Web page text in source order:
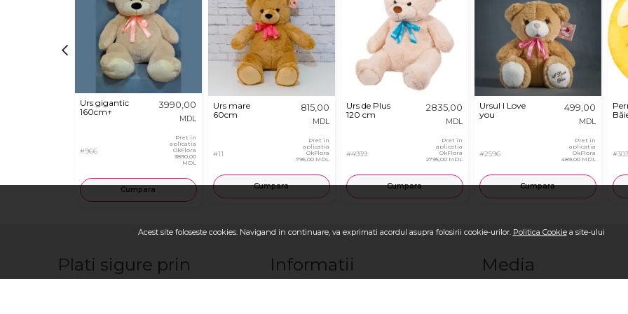
Acest site foloseste cookies. Navigand in continuare, va exprimati acordul asupra folosirii cookie-urilor. Politica Cookiea site-ului
Urs gigantic
160cm↑
#966
3990,00
MDL
Pret in
aplicatia
OkFlora
3890,00
MDL
Cumpara
Urs mare
60cm
#11
815,00
MDL
Pret in
aplicatia
OkFlora
795,00 MDL
Cumpara
Urs de Plus
120 cm
#4939
2835,00
MDL
Pret in
aplicatia
OkFlora
2795,00 MDL
Cumpara
Ursul I Love
you
#2596
499,00
MDL
Pret in
aplicatia
OkFlora
489,00 MDL
Cumpara
Plati sigure prin Informatii Media